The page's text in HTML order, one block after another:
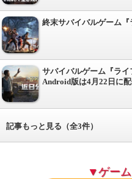
終末サバイバルゲーム
サバイバルゲーム『ライ
Android版は4月22日に
記事もっと見る（全3件）
▼ゲー